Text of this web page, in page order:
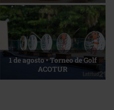
La esencia del servicio